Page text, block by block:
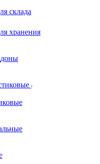
склада
хранения